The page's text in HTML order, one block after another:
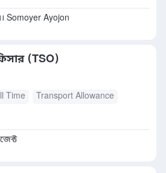
Ayojon
(TSO)
Time
Transport Allowance